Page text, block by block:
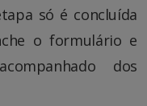
só é concluída
o formulário e
dos